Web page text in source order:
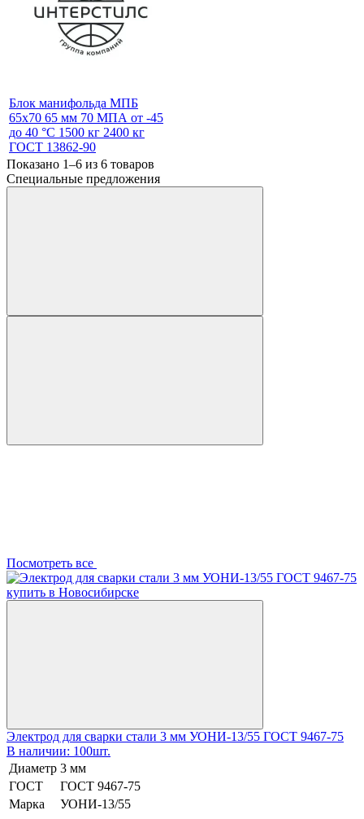
Блок манифольда МПБ
65х70 65 мм 70 МПА от -45
до 40 °С 1500 кг 2400 кг
ГОСТ 13862-90
Показано 1–6 из 6 товаров
Специальные предложения
Посмотреть все
Электрод для сварки стали 3 мм УОНИ-13/55 ГОСТ 9467-75
В наличии: 100шт.
Диаметр 3 мм
ГОСТ
ГОСТ 9467-75
Марка
УОНИ-13/55